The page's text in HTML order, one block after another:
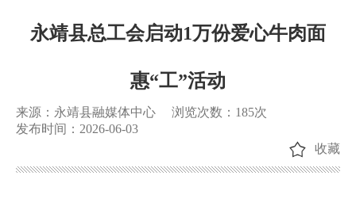
永靖县总工会启动1万份爱心牛肉面
惠“工”活动
来源：永靖县融媒体中心 浏览次数： 185次
发布时间：2026-06-03
收藏